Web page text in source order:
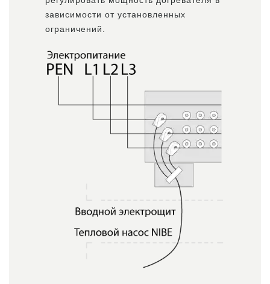
зависимости от установленных
ограничений.